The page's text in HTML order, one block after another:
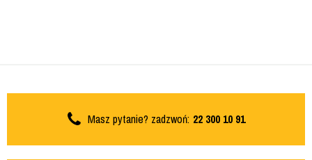
Masz pytanie? zadzwoń: 22 300 10 91